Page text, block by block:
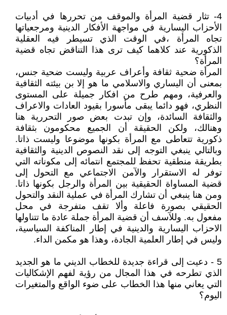
4- تثار قضية المرأة والموقف من تحررها في أدبيات
الأحزاب اليسارية في مواجهة الأفكار الدينية ومرجعياتها
تجاه المرأة ،في الوقت الذي تسيطر فيه العقلية
الذكورية عند كلاهما كيف ترى هذا التناقض تجاه قضية
المرأة؟
المرأة ضحية ثقافة وأعراف عربية وليست ضحية جنس،
بمعنى أن اليساري والاسلامي ما هو إلا بن بيئته الثقافية
والعرفية، ومهم طرح من افكار جميلة على المستوى
النظري، فهو دائما يبقى مأسورا بقيود العادات والاعراف
والثقافة السائدة، وإن تبدت بعض صور التحررية هنا
وهنالك، ولكن الحقيقة أن الجميع محكومون بثقافة
ذكورية تتعاطى مع المرأة بكونها موضوعا وليست ذاتا.
وبالتالي ينبغي التوجه إلى نقد النصوص الدينية والثقافية
بطريقة منطقية تحفظ للمجتمع انتمائه إلى مكوناته التي
توفر له الاستقرار والآمن الاجتماعي مع التحول إلى
قضية المساواة الحقيقية بين المرأة والرجل بكونها ذاتا.
ومن هنا ينبغي أن تشارك المرأة في عملية النقد والتحول
الحقيقي بصورة فاعلة وألا تقف متفرجة في محل
مفعول به. وللآسف أن قضية المرأة جملة عادة ما تتناولها
الاحزاب اليسارية والدينية في إطار المناكفة السياسية،
وليس في إطار العلمية الجادة، وهذا هو مكمن الداء.
5 - دعيت إلى قراءة جديدة للخطاب الديني ما هو الجديد
الذي تطرحه في هذا المجال من رؤية لفهم الإشكاليات
التي يعاني منها هذا الخطاب على ضوء الواقع والمتغيرات
اليوم؟